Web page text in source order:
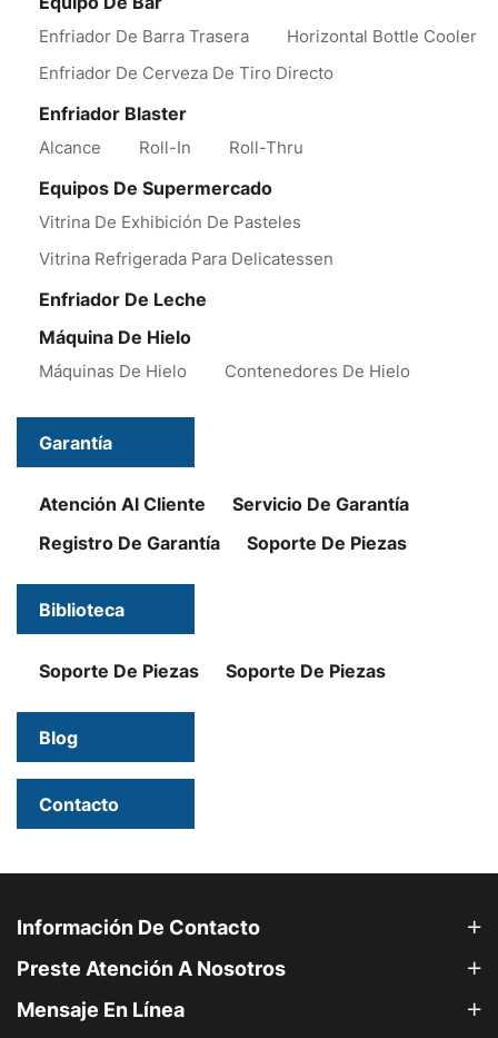
Enfriador De Barra Trasera
Horizontal Bottle Cooler
Enfriador De Cerveza De Tiro Directo
Enfriador Blaster
Alcance Roll-In Roll-Thru
Equipos De Supermercado
Vitrina De Exhibición De Pasteles
Vitrina Refrigerada Para Delicatessen
Enfriador De Leche
Máquina De Hielo
Máquinas De Hielo Contenedores De Hielo
Garantía
Atención Al Cliente
Servicio De Garantía
Registro De Garantía
Soporte De Piezas
Biblioteca
Soporte De Piezas Soporte De Piezas
Blog
Contacto
Información De Contacto
Preste Atención A Nosotros
Mensaje En Línea